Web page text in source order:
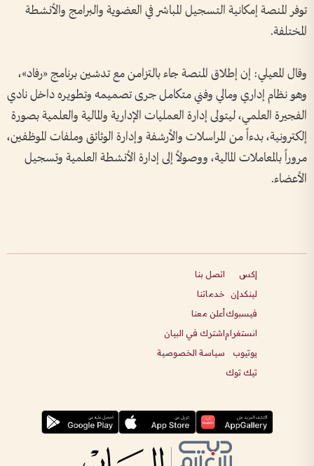
توفر المنصة إمكانية التسجيل المباشر في العضوية والبرامج والأنشطة
المختلفة.
وقال المعيلي: إن إطلاق المنصة جاء بالتزامن مع تدشين برنامج «رفاد»،
وهو نظام إداري ومالي وفني متكامل جرى تصميمه وتطويره داخل نادي
الفجيرة العلمي، ليتولى إدارة العمليات الإدارية والمالية والعلمية بصورة
إلكترونية، بدءاً من المراسلات والأرشفة وإدارة الوثائق وملفات الموظفين،
مروراً بالمعاملات المالية، ووصولاً إلى إدارة الأنشطة العلمية وتسجيل
الأعضاء.
إكس
لينكدإن
فيسبوك
انستغرام
يوتيوب
تيك توك
اتصل بنا
خدماتنا
أعلن معنا
اشترك في البيان
سياسة الخصوصية